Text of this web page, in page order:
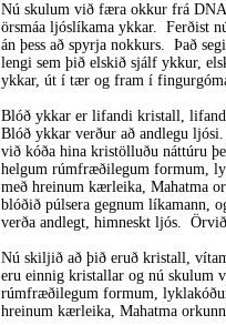
Nú skulum við færa okkur frá
örsmáa ljóslíkama ykkar. Ferðist
án þess að spyrja nokkurs. Það
lengi sem þið elskið sjálf ykkur,
ykkar, út í tær og fram í
Blóð ykkar er lifandi kristall,
Blóð ykkar verður að andlegu
við kóða hina kristölluðu náttúru
helgum rúmfræðilegum formum,
með hreinum kærleika, Mahatma
blóðið púlsera gegnum líkamann,
verða andlegt, himneskt ljós.
Nú skiljið að þið eruð kristall,
eru einnig kristallar og nú skulum
rúmfræðilegum formum,
hreinum kærleika, Mahatma